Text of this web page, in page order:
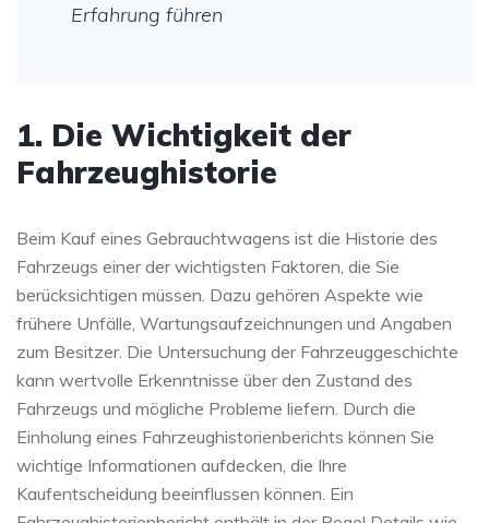
Erfahrung führen
1. Die Wichtigkeit der
Fahrzeughistorie
Beim Kauf eines Gebrauchtwagens ist die Historie des
Fahrzeugs einer der wichtigsten Faktoren, die Sie
berücksichtigen müssen. Dazu gehören Aspekte wie
frühere Unfälle, Wartungsaufzeichnungen und Angaben
zum Besitzer. Die Untersuchung der Fahrzeuggeschichte
kann wertvolle Erkenntnisse über den Zustand des
Fahrzeugs und mögliche Probleme liefern. Durch die
Einholung eines Fahrzeughistorienberichts können Sie
wichtige Informationen aufdecken, die Ihre
Kaufentscheidung beeinflussen können. Ein